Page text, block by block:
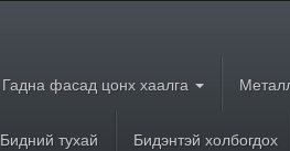
Гадна фасад цонх хаалга
Бидний тухай Бидэнтэй холбогдох